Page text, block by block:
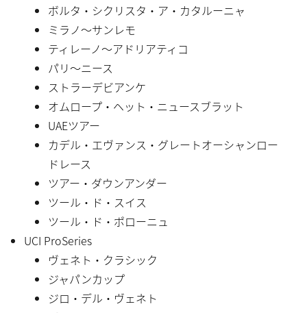
ボルタ・シクリスタ・ア・カタルーニャ
ミラノ〜サンレモ
ティレーノ〜アドリアティコ
パリ〜ニース
ストラーデビアンケ
オムロープ・ヘット・ニュースブラット
UAEツアー
カデル・エヴァンス・グレートオーシャンロー
ドレース
ツアー・ダウンアンダー
ツール・ド・スイス
ツール・ド・ポローニュ
UCI ProSeries
ヴェネト・クラシック
ジャパンカップ
ジロ・デル・ヴェネト